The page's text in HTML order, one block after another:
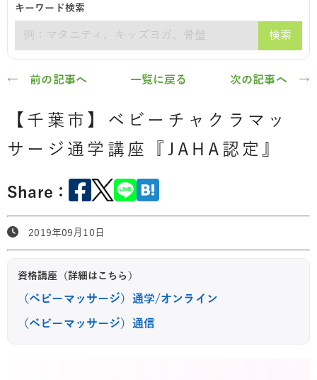
キーワード検索
検索
← 前の記事へ 一覧に戻る 次の記事へ →
【千葉市】ベビーチャクラマッ
サージ通学講座『JAHA認定』
Share：
2019年09月10日
資格講座（詳細はこちら）
（ベビーマッサージ）通学/オンライン
（ベビーマッサージ）通信